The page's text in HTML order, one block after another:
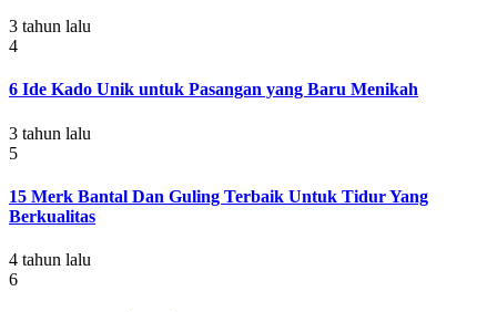
3 tahun lalu
4
6 Ide Kado Unik untuk Pasangan yang Baru Menikah
3 tahun lalu
5
15 Merk Bantal Dan Guling Terbaik Untuk Tidur Yang
Berkualitas
4 tahun lalu
6